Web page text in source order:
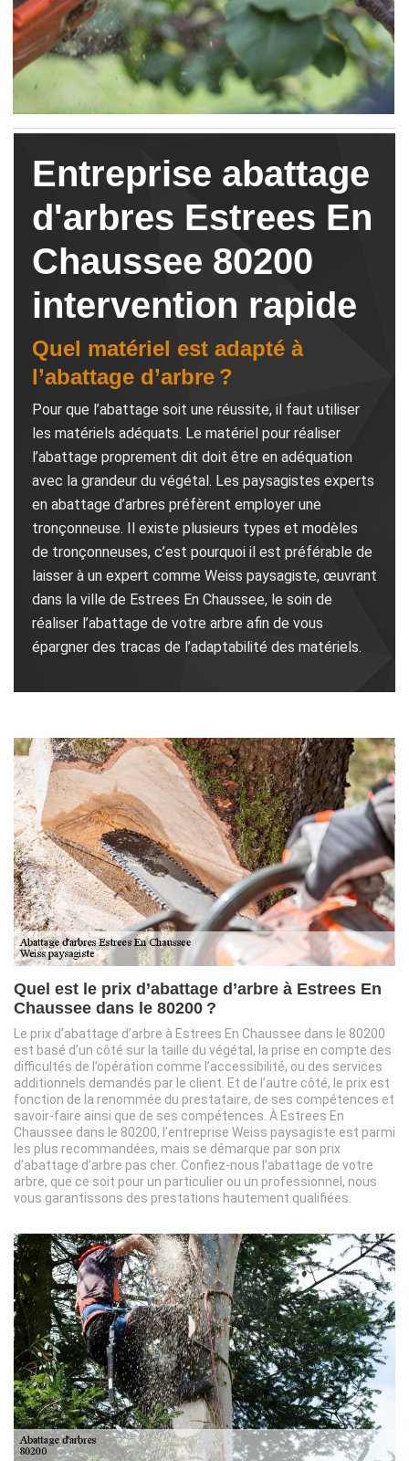
Entreprise abattage
d'arbres Estrees En
Chaussee 80200
intervention rapide
Quel matériel est adapté à
l’abattage d’arbre ?
Pour que l’abattage soit une réussite, il faut utiliser
les matériels adéquats. Le matériel pour réaliser
l’abattage proprement dit doit être en adéquation
avec la grandeur du végétal. Les paysagistes experts
en abattage d’arbres préfèrent employer une
tronçonneuse. Il existe plusieurs types et modèles
de tronçonneuses, c’est pourquoi il est préférable de
laisser à un expert comme Weiss paysagiste, œuvrant
dans la ville de Estrees En Chaussee, le soin de
réaliser l’abattage de votre arbre afin de vous
épargner des tracas de l’adaptabilité des matériels.
Quel est le prix d’abattage d’arbre à Estrees En
Chaussee dans le 80200 ?
Le prix d’abattage d’arbre à Estrees En Chaussee dans le 80200
est basé d’un côté sur la taille du végétal, la prise en compte des
difficultés de l’opération comme l’accessibilité, ou des services
additionnels demandés par le client. Et de l’autre côté, le prix est
fonction de la renommée du prestataire, de ses compétences et
savoir-faire ainsi que de ses compétences. À Estrees En
Chaussee dans le 80200, l’entreprise Weiss paysagiste est parmi
les plus recommandées, mais se démarque par son prix
d’abattage d’arbre pas cher. Confiez-nous l’abattage de votre
arbre, que ce soit pour un particulier ou un professionnel, nous
vous garantissons des prestations hautement qualifiées.